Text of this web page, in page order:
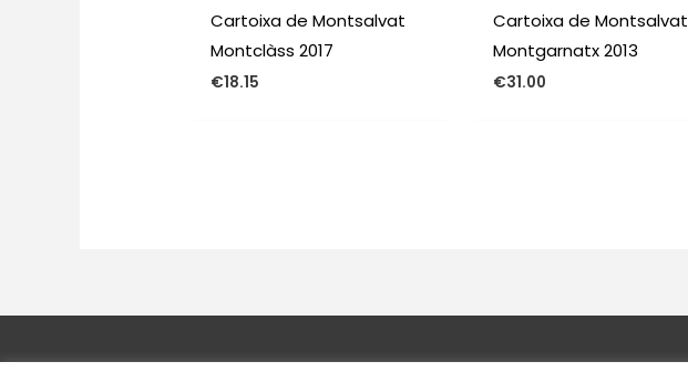
Cartoixa de Montsalvat
Montclàss 2017
€18.15
Cartoixa de Montsalvat
Montgarnatx 2013
€31.00